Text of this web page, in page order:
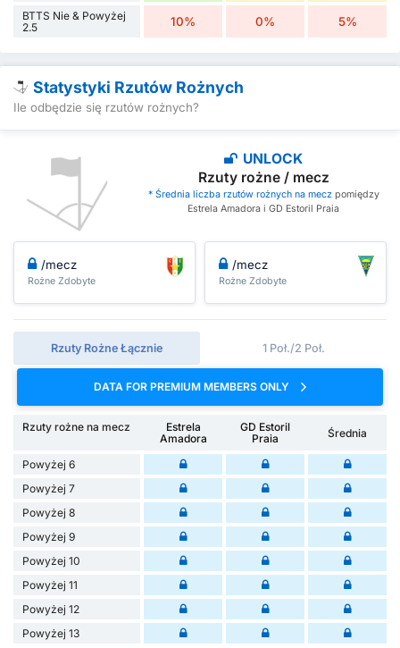
BTTS Nie & Powyżej
2.5
10% 0% 5%
Statystyki Rzutów Rożnych
Ile odbędzie się rzutów rożnych?
UNLOCK
Rzuty rożne / mecz
* Średnia liczba rzutów rożnych na meczpomiędzy
Estrela Amadora i GD Estoril Praia
/mecz
Rożne Zdobyte
/mecz
Rożne Zdobyte
Rzuty Rożne Łącznie 1 Poł./2 Poł.
DATA FOR PREMIUM MEMBERS ONLY
Rzuty rożne na mecz
Estrela
Amadora
GD Estoril
Praia
Średnia
Powyżej 6
Powyżej 7
Powyżej 8
Powyżej 9
Powyżej 10
Powyżej 11
Powyżej 12
Powyżej 13